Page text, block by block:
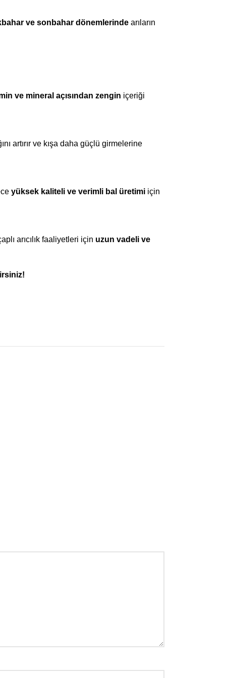
ve sonbahar dönemlerinde arıların
ve mineral açısından zengin içeriği
artırır ve kışa daha güçlü girmelerine
yüksek kaliteli ve verimli bal üretimi için
arıcılık faaliyetleri için uzun vadeli ve